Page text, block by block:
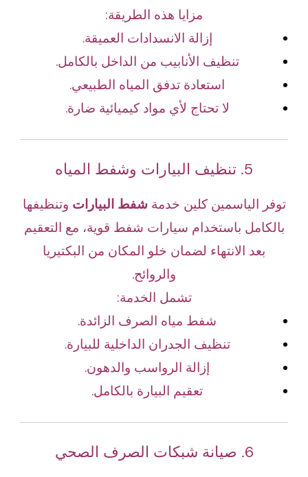
مزايا هذه الطريقة:
إزالة الانسدادات العميقة.
تنظيف الأنابيب من الداخل بالكامل.
استعادة تدفق المياه الطبيعي.
لا تحتاج لأي مواد كيميائية ضارة.
5. تنظيف البيارات وشفط المياه
توفر الياسمين كلين خدمةشفط البيارات وتنظيفها
بالكامل باستخدام سيارات شفط قوية، مع التعقيم
بعد الانتهاء لضمان خلو المكان من البكتيريا
والروائح.
تشمل الخدمة:
شفط مياه الصرف الزائدة.
تنظيف الجدران الداخلية للبيارة.
إزالة الرواسب والدهون.
تعقيم البيارة بالكامل.
6. صيانة شبكات الصرف الصحي